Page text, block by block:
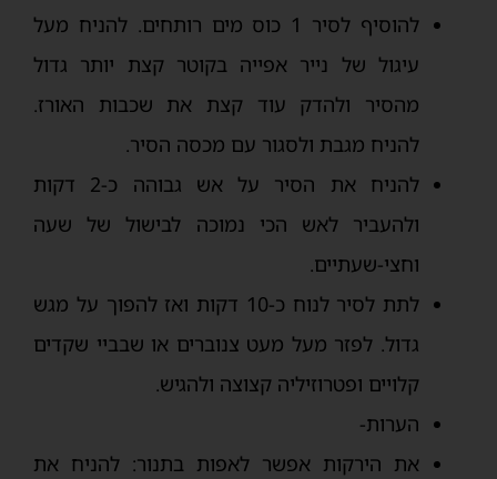
להוסיף לסיר 1 כוס מים רותחים. להניח מעל
עיגול של נייר אפייה בקוטר קצת יותר גדול
מהסיר ולהדק עוד קצת את שכבות האורז.
להניח מגבת ולסגור עם מכסה הסיר.
להניח את הסיר על אש גבוהה כ-2 דקות
ולהעביר לאש הכי נמוכה לבישול של שעה
וחצי-שעתיים.
לתת לסיר לנוח כ-10 דקות ואז להפוך על מגש
גדול. לפזר מעל מעט צנוברים או שבביי שקדים
קלויים ופטרוזיליה קצוצה ולהגיש.
הערות-
את הירקות אפשר לאפות בתנור: להניח את